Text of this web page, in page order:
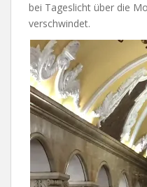
bei Tageslicht über die
verschwindet.